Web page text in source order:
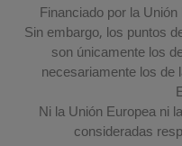
Financiado por la
Sin embargo, los puntos
son únicamente los
necesariamente los de
Ni la Unión Europea ni
consideradas